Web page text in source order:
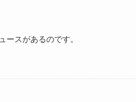
ースがあるのです。